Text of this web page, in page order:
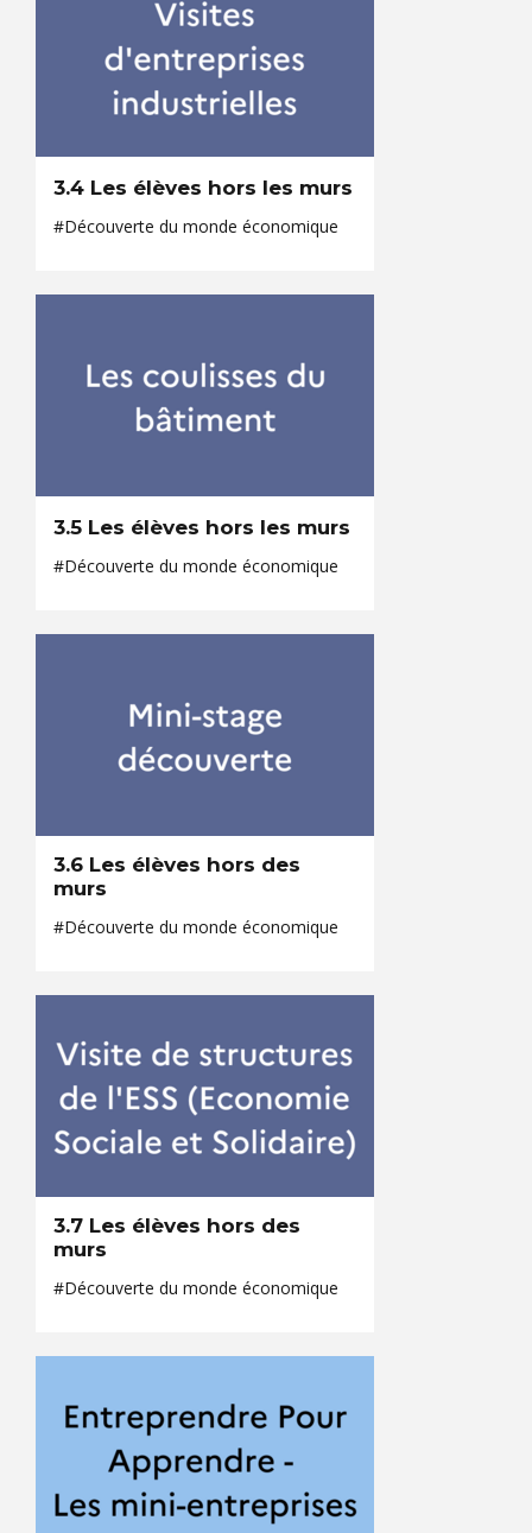
3.4 Les élèves hors les murs
#Découverte du monde économique
3.5 Les élèves hors les murs
#Découverte du monde économique
3.6 Les élèves hors des
murs
#Découverte du monde économique
3.7 Les élèves hors des
murs
#Découverte du monde économique